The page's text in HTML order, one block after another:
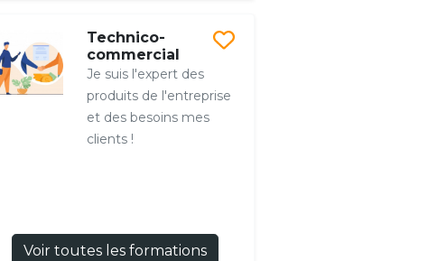
Technico-
commercial
Je suis l'expert des
produits de l'entreprise
et des besoins mes
clients !
Voir toutes les formations